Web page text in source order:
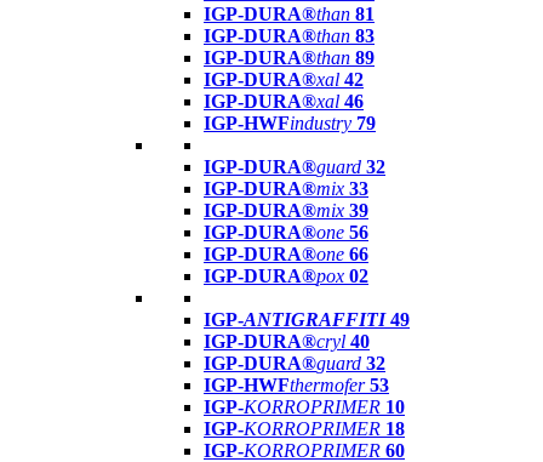
IGP-DURA®than 81
IGP-DURA®than 83
IGP-DURA®than 89
IGP-DURA®xal 42
IGP-DURA®xal 46
IGP-HWFindustry 79
IGP-DURA®guard 32
IGP-DURA®mix 33
IGP-DURA®mix 39
IGP-DURA®one 56
IGP-DURA®one 66
IGP-DURA®pox 02
IGP-ANTIGRAFFITI49
IGP-DURA®cryl 40
IGP-DURA®guard 32
IGP-HWFthermofer 53
IGP-KORROPRIMER 10
IGP-KORROPRIMER 18
IGP-KORROPRIMER 60